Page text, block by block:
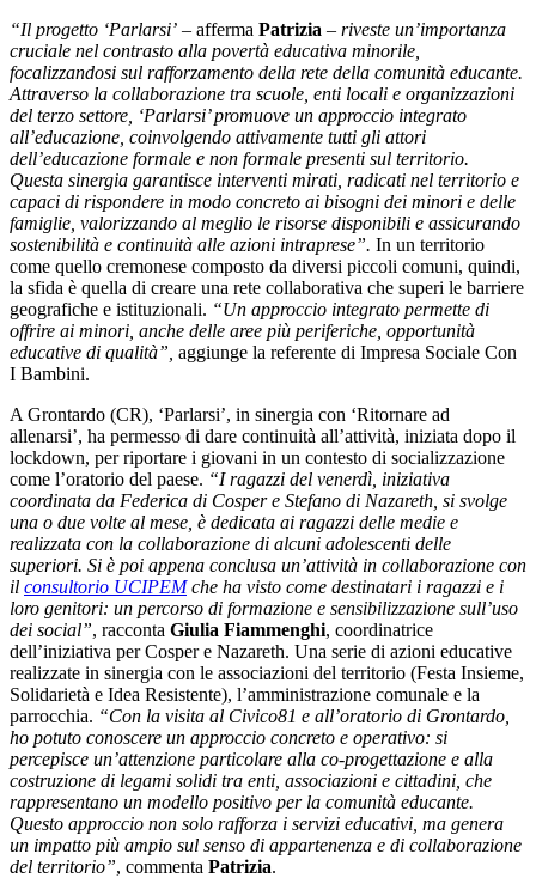
“Il progetto ‘Parlarsi’ – afferma Patrizia – riveste un’importanza
cruciale nel contrasto alla povertà educativa minorile,
focalizzandosi sul rafforzamento della rete della comunità educante.
Attraverso la collaborazione tra scuole, enti locali e organizzazioni
del terzo settore, ‘Parlarsi’ promuove un approccio integrato
all’educazione, coinvolgendo attivamente tutti gli attori
dell’educazione formale e non formale presenti sul territorio.
Questa sinergia garantisce interventi mirati, radicati nel territorio e
capaci di rispondere in modo concreto ai bisogni dei minori e delle
famiglie, valorizzando al meglio le risorse disponibili e assicurando
sostenibilità e continuità alle azioni intraprese”. In un territorio
come quello cremonese composto da diversi piccoli comuni, quindi,
la sfida è quella di creare una rete collaborativa che superi le barriere
geografiche e istituzionali. “Un approccio integrato permette di
offrire ai minori, anche delle aree più periferiche, opportunità
educative di qualità”, aggiunge la referente di Impresa Sociale Con
I Bambini.
A Grontardo (CR), ‘Parlarsi’, in sinergia con ‘Ritornare ad
allenarsi’, ha permesso di dare continuità all’attività, iniziata dopo il
lockdown, per riportare i giovani in un contesto di socializzazione
come l’oratorio del paese. “I ragazzi del venerdì, iniziativa
coordinata da Federica di Cosper e Stefano di Nazareth, si svolge
una o due volte al mese, è dedicata ai ragazzi delle medie e
realizzata con la collaborazione di alcuni adolescenti delle
superiori. Si è poi appena conclusa un’attività in collaborazione con
il consultorio UCIPEMche ha visto come destinatari i ragazzi e i
loro genitori: un percorso di formazione e sensibilizzazione sull’uso
dei social”, racconta Giulia Fiammenghi, coordinatrice
dell’iniziativa per Cosper e Nazareth. Una serie di azioni educative
realizzate in sinergia con le associazioni del territorio (Festa Insieme,
Solidarietà e Idea Resistente), l’amministrazione comunale e la
parrocchia. “Con la visita al Civico81 e all’oratorio di Grontardo,
ho potuto conoscere un approccio concreto e operativo: si
percepisce un’attenzione particolare alla co-progettazione e alla
costruzione di legami solidi tra enti, associazioni e cittadini, che
rappresentano un modello positivo per la comunità educante.
Questo approccio non solo rafforza i servizi educativi, ma genera
un impatto più ampio sul senso di appartenenza e di collaborazione
del territorio”, commenta Patrizia.